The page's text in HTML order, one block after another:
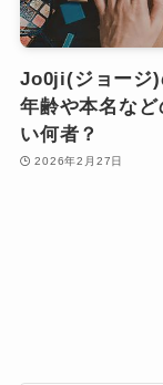
Jo0ji(ジョージ)
年齢や本名な
い何者？
2026年2月27日